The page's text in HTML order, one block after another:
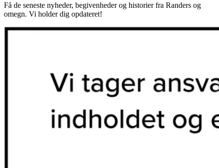
Få de seneste nyheder, begivenheder og historier fra Randers og
omegn. Vi holder dig opdateret!